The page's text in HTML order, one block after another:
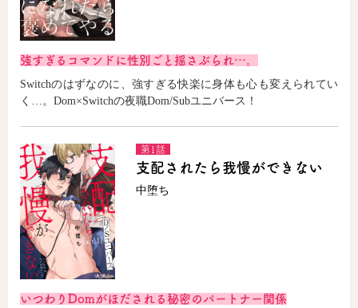
強すぎるコマンドに性別ごと揺さぶられ…。
Switchのはずなのに、強すぎる快楽に身体も心も変えられてい
く…。Dom×Switchの夜職Dom/Subユニバース！
第1話
支配されたら我慢ができない
中堕ち
いつわりDomがほだされる秘密のパートナー関係